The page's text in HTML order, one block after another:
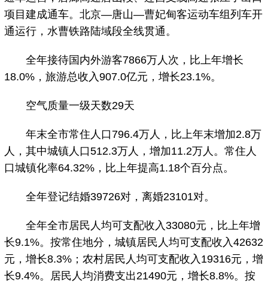
项目建成通车。北京—唐山—曹妃甸客运动车组列车开
通运行，水曹铁路陆域段全线贯通。
全年接待国内外游客7866万人次，比上年增长
18.0%，旅游总收入907.0亿元，增长23.1%。
空气质量一级天数29天
年末全市常住人口796.4万人，比上年末增加2.8万
人，其中城镇人口512.3万人，增加11.2万人。常住人
口城镇化率64.32%，比上年提高1.18个百分点。
全年登记结婚39726对，离婚23101对。
全年全市居民人均可支配收入33080元，比上年增
长9.1%。按常住地分，城镇居民人均可支配收入42632
元，增长8.3%；农村居民人均可支配收入19316元，增
长9.4%。居民人均消费支出21490元，增长8.8%。按